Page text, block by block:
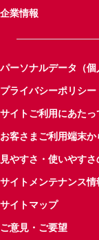
企業情報
パーソナルデータ（
プライバシーポリシー
サイトご利用にあたっ
お客さまご利用端末
見やすさ・使いやすさ
サイトメンテナンス情
サイトマップ
ご意見・ご要望